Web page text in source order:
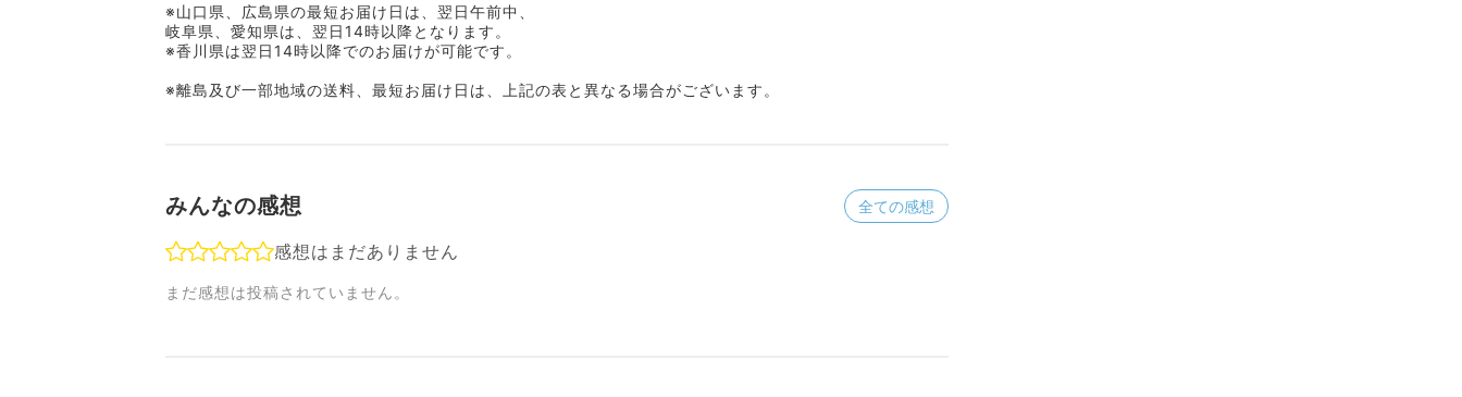
※山口県、広島県の最短お届け日は、翌日午前中、
岐阜県、愛知県は、翌日14時以降となります。
※香川県は翌日14時以降でのお届けが可能です。
※離島及び一部地域の送料、最短お届け日は、上記の表と異なる場合がございます。
みんなの感想 全ての感想
感想はまだありません
まだ感想は投稿されていません。